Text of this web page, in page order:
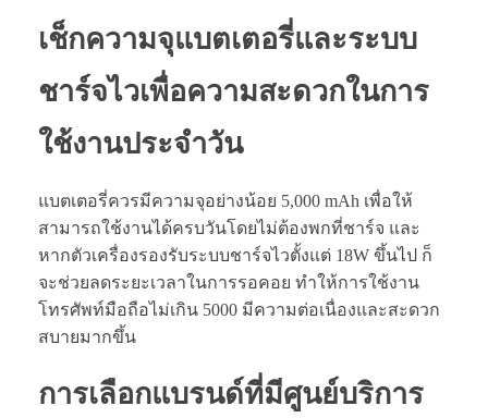
เช็กความจุแบตเตอรี่และระบบ
ชาร์จไวเพื่อความสะดวกในการ
ใช้งานประจำวัน
แบตเตอรี่ควรมีความจุอย่างน้อย 5,000 mAh เพื่อให้
สามารถใช้งานได้ครบวันโดยไม่ต้องพกที่ชาร์จ และ
หากตัวเครื่องรองรับระบบชาร์จไวตั้งแต่ 18W ขึ้นไป ก็
จะช่วยลดระยะเวลาในการรอคอย ทำให้การใช้งาน
โทรศัพท์มือถือไม่เกิน 5000 มีความต่อเนื่องและสะดวก
สบายมากขึ้น
การเลือกแบรนด์ที่มีศูนย์บริการ